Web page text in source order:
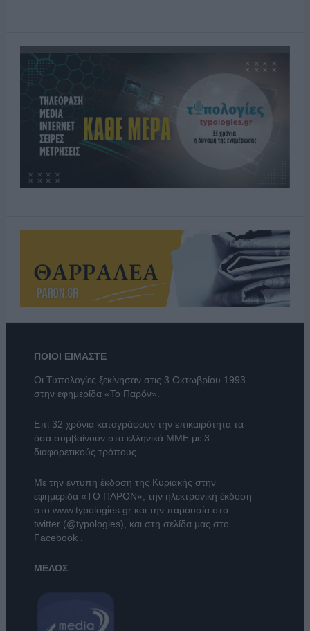
ΠΟΙΟΙ ΕΙΜΑΣΤΕ
Οι Τυπολογίες ξεκίνησαν στις 3 Οκτωβρίου 1993
στην εφημερίδα «Το Παρόν».
Επί 32 χρόνια καταγράφουν την επικαιρότητα τα
όσα συμβαίνουν στα ελληνικά ΜΜΕ με 3
διαφορετικούς τρόπους.
Με την έντυπη έκδοση της Κυριακής στην
εφημερίδα «ΤΟ ΠΑΡΟΝ» , την ηλεκτρονική έκδοση
στο www.typologies.grκαι την παρουσία στο
twitter (@typologies) , και στη σελίδα μας στο
Facebook
ΜΕΛΟΣ